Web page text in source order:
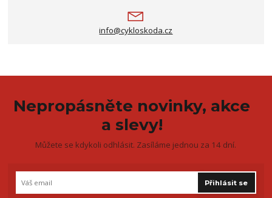
info@cykloskoda.cz
Nepropásněte novinky, akce
a slevy!
Můžete se kdykoli odhlásit. Zasíláme jednou za 14 dní.
Přihlásit se